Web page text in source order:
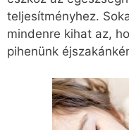
teljesítményhez.
mindenre kihat az,
pihenünk